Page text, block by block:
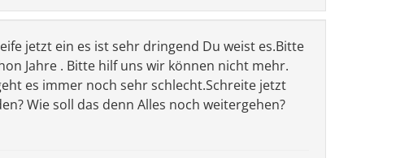
jetzt ein es ist sehr dringend Du weist es.Bitte
Jahre . Bitte hilf uns wir können nicht mehr.
es immer noch sehr schlecht.Schreite jetzt
Wie soll das denn Alles noch weitergehen?